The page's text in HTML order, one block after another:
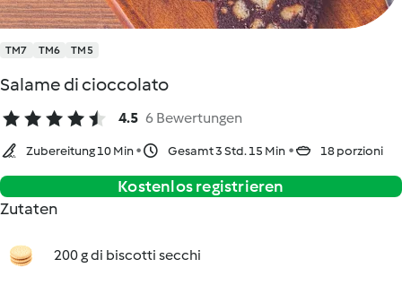
TM7 TM6 TM5
Salame di cioccolato
4.5 6 Bewertungen
Zubereitung 10 Min Gesamt 3 Std. 15 Min 18 porzioni
Kostenlos registrieren
Zutaten
200 g di biscotti secchi